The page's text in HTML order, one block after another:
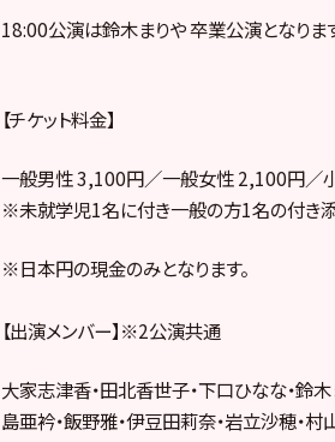
18:00公演は鈴木まりや 卒業公演となりま
【チケット料金】
一般男性 3,100円／一般女性 2,100円／
※未就学児1名に付き一般の方1名の付き添
※日本円の現金のみとなります。
【出演メンバー】※2公演共通
大家志津香・田北香世子・下口ひなな・鈴
島亜衿・飯野雅・伊豆田莉奈・岩立沙穂・